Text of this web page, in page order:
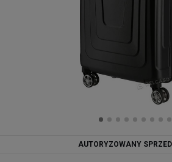
AUTORYZOWANY